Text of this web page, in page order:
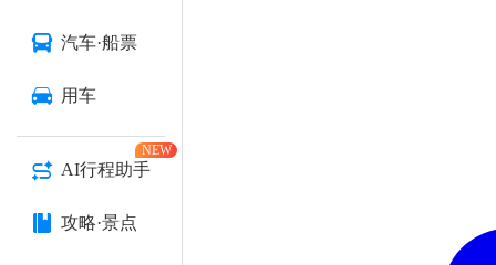
汽车·船票
用车
AI行程助手
NEW
攻略·景点